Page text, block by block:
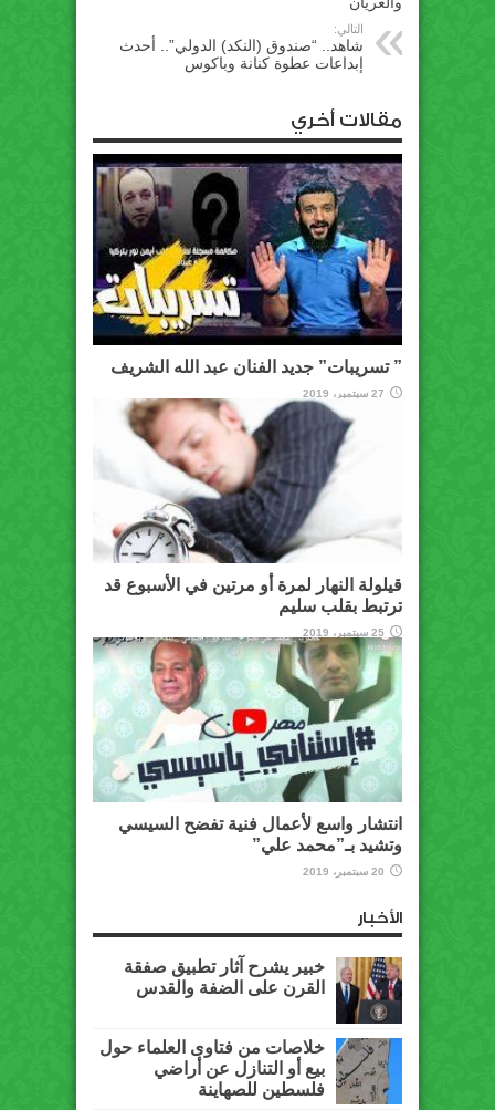
التالي:
شاهد.. “صندوق (النكد) الدولي”.. أحدث
إبداعات عطوة كنانة وباكوس
مقالات أخري
” تسريبات” جديد الفنان عبد الله الشريف
27 سبتمبر، 2019
قيلولة النهار لمرة أو مرتين في الأسبوع قد
ترتبط بقلب سليم
25 سبتمبر، 2019
انتشار واسع لأعمال فنية تفضح السيسي
وتشيد بـ”محمد علي”
20 سبتمبر، 2019
الأخبار
خبير يشرح آثار تطبيق صفقة
القرن على الضفة والقدس
خلاصات من فتاوى العلماء حول
بيع أو التنازل عن أراضي
فلسطين للصهاينة